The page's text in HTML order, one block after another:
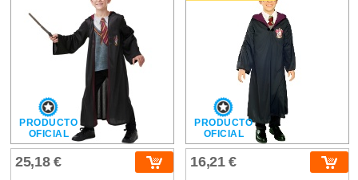
PRODUCTO
OFICIAL
25,18 €
PRODUCTO
OFICIAL
16,21 €